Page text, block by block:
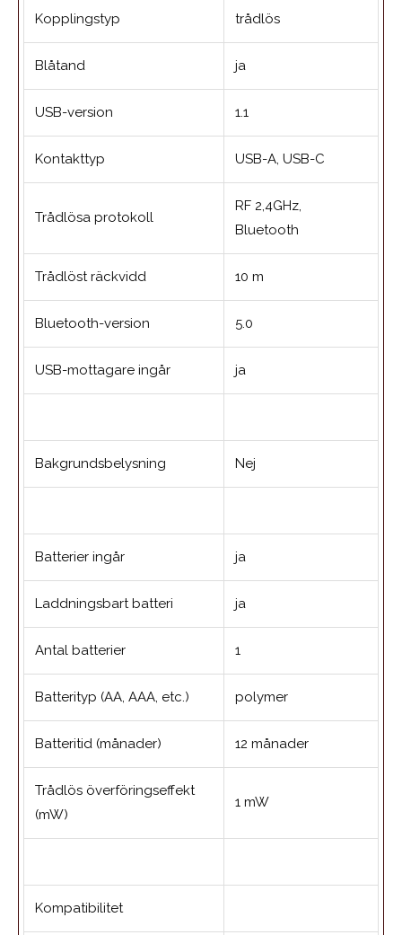
Kopplingstyp trådlös
Blåtand ja
USB-version 1.1
Kontakttyp USB-A, USB-C
Trådlösa protokoll
RF 2,4GHz,
Bluetooth
Trådlöst räckvidd 10 m
Bluetooth-version 5.0
USB-mottagare ingår ja
Bakgrundsbelysning Nej
Batterier ingår ja
Laddningsbart batteri ja
Antal batterier 1
Batterityp (AA, AAA, etc.) polymer
Batteritid (månader) 12 månader
Trådlös överföringseffekt
(mW)
1 mW
Kompatibilitet